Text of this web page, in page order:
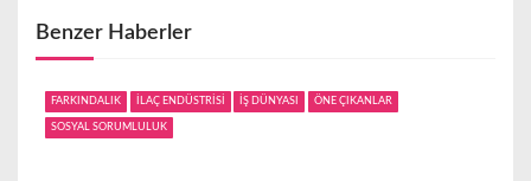
i
n
m
Benzer Haberler
FARKINDALIK İLAÇ ENDÜSTRİSİ İŞ DÜNYASI ÖNE ÇIKANLAR
SOSYAL SORUMLULUK